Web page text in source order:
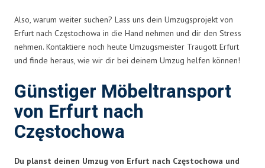
Also, warum weiter suchen? Lass uns dein Umzugsprojekt von
Erfurt nach Częstochowa in die Hand nehmen und dir den Stress
nehmen. Kontaktiere noch heute Umzugsmeister Traugott Erfurt
und finde heraus, wie wir dir bei deinem Umzug helfen können!
Günstiger Möbeltransport
von Erfurt nach
Częstochowa
Du planst deinen Umzug von Erfurt nach Częstochowa und